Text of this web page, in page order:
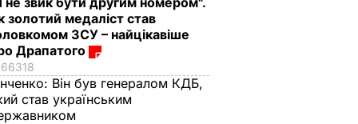
золотий медаліст став
ЗСУ – найцікавіше
Драпатого
66318
Він був генералом КДБ,
став українським